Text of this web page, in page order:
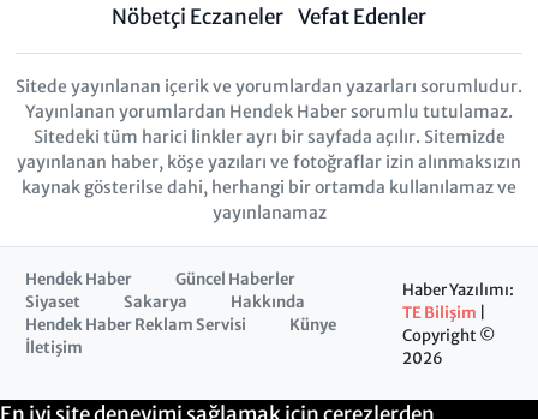
Nöbetçi Eczaneler Vefat Edenler
Sitede yayınlanan içerik ve yorumlardan yazarları sorumludur.
Yayınlanan yorumlardan Hendek Haber sorumlu tutulamaz.
Sitedeki tüm harici linkler ayrı bir sayfada açılır. Sitemizde
yayınlanan haber, köşe yazıları ve fotoğraflar izin alınmaksızın
kaynak gösterilse dahi, herhangi bir ortamda kullanılamaz ve
yayınlanamaz
Hendek Haber
Güncel Haberler
Siyaset
Sakarya
Hakkında
Hendek Haber Reklam Servisi
Künye
İletişim
Haber Yazılımı:
TE Bilişim
Copyright ©
2026